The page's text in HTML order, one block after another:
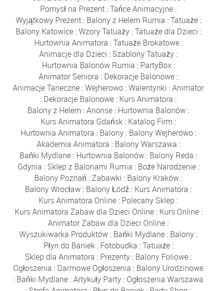
Pomysł na Prezent :Tańce Animacyjne :
Wyjątkowy Prezent: Balony z Helem Rumia :Tatuaże:
Balony Katowice:Wzory Tatuaży:Tatuaże dla Dzieci :
Hurtownia Animatora :Tatuaże Brokatowe:
Animacje dla Dzieci : Szablony Tatuaży :
Hurtownia Balonów Rumia : PartyBox:
Animator Seniora : Dekoracje Balonowe :
Animacje Taneczne :Wejherowo :Walentynki :Animator
: Dekoracje Balonowe : Kurs Animatora :
Balony z Helem :Anonse : Hurtownia Balonów :
Kurs Animatora Gdańsk : Katalog Firm :
Hurtownia Animatora : Balony: Balony Wejherowo:
Akademia Animatora : Balony Warszawa :
Bańki Mydlane : Hurtownia Balonów : Balony Reda :
Gdynia : Sklep z Balonami Rumia : Boże Narodzenie:
Balony Poznań :Zabawki : Balony Kraków :
Balony Wrocław : Balony Łódź : Kurs Animatora :
Kurs Animatora Online : Polecany Sklep :
Kurs Animatora Zabaw dla Dzieci Online: Kurs Online:
Animator Zabaw dla Dzieci Online :
Wyszukiwarka Produktów : Bańki Mydlane : Balony :
Płyn do Baniek: Fotobudka :Tatuaże:
Sklep dla Animatora : Prezenty : Balony Foliowe :
Ogłoszenia : Darmowe Ogłoszenia : Balony Urodzinowe
: Bańki Mydlane :Artykuły Party : Ogłoszenia Warszawa